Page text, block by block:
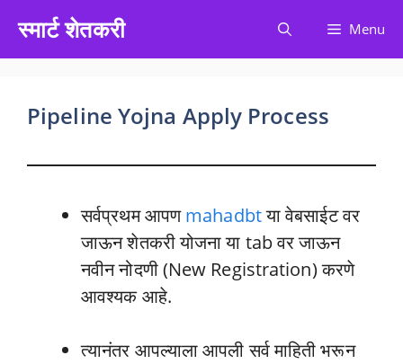
content
स्मार्ट शेतकरी Menu
Pipeline Yojna Apply Process
सर्वप्रथम आपणmahadbtया वेबसाईट वर
जाऊन शेतकरी योजना या tab वर जाऊन
नवीन नोदणी (New Registration) करणे
आवश्यक आहे.
त्यानंतर आपल्याला आपली सर्व माहिती भरून